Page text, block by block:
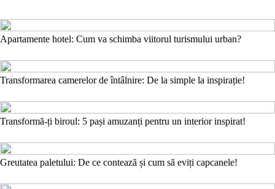
Apartamente hotel: Cum va schimba viitorul turismului urban?
Transformarea camerelor de întâlnire: De la simple la inspirație!
Transformă-ți biroul: 5 pași amuzanți pentru un interior inspirat!
Greutatea paletului: De ce contează și cum să eviți capcanele!